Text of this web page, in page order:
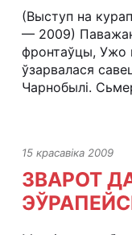
(Выступ на
— 2009)
фронтаўцы, Ужо
ўзарвалася
Чарнобылі.
15 красавіка 2009
ЗВАРОТ